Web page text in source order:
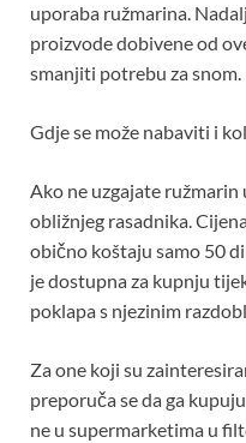
uporaba ružmarina.
proizvode dobivene od
smanjiti potrebu za snom.
Gdje se može nabaviti i
Ako ne uzgajate
obližnjeg rasadnika.
obično koštaju samo 50
je dostupna za kupnju
poklapa s njezinim
Za one koji su
preporuča se da ga
ne u supermarketima u